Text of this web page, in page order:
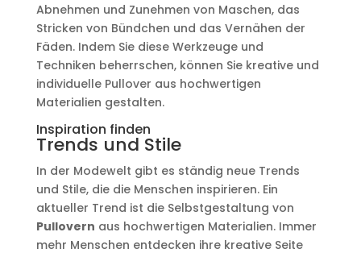
Abnehmen und Zunehmen von Maschen, das
Stricken von Bündchen und das Vernähen der
Fäden. Indem Sie diese Werkzeuge und
Techniken beherrschen, können Sie kreative und
individuelle Pullover aus hochwertigen
Materialien gestalten.
Inspiration finden
Trends und Stile
In der Modewelt gibt es ständig neue Trends
und Stile, die die Menschen inspirieren. Ein
aktueller Trend ist die Selbstgestaltung von
Pullovern aus hochwertigen Materialien. Immer
mehr Menschen entdecken ihre kreative Seite